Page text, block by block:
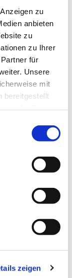
zu
anbieten
zu
zu Ihrer
für
Unsere
mit
bereitgestellt
zeigen